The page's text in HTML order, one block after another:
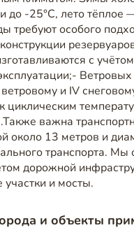
до -25°C, лето тёплое
требуют особого
с
ветровому и IV
циклическим
важна
около 13 метров и
транспорта. Мы
дорожной
участки и мосты.
и объекты